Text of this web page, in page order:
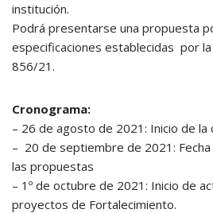
institución.
Podrá presentarse una propuesta
especificaciones establecidas por la
856/21.
Cronograma:
– 26 de agosto de 2021: Inicio de la
– 20 de septiembre de 2021:
las propuestas
– 1º de octubre de 2021: Inicio de
proyectos de Fortalecimiento.